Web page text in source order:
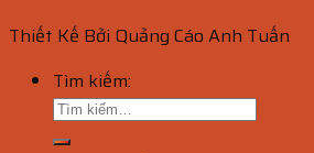
Thiết Kế Bởi Quảng Cáo Anh Tuấn
Tìm kiếm: